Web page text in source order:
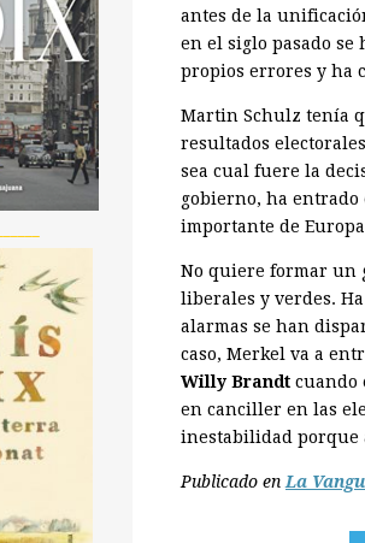
antes de la
en el siglo pasado se
propios errores y ha
Martin Schulz tenía
resultados
sea cual fuere la
gobierno, ha
importante de
No quiere formar un
liberales y verdes.
alarmas se han
caso, Merkel va a
Willy Brandt cuando
en canciller en las
inestabilidad porque
Publicado enLa